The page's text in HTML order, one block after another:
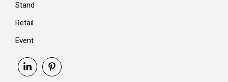
Stand
Retail
Event